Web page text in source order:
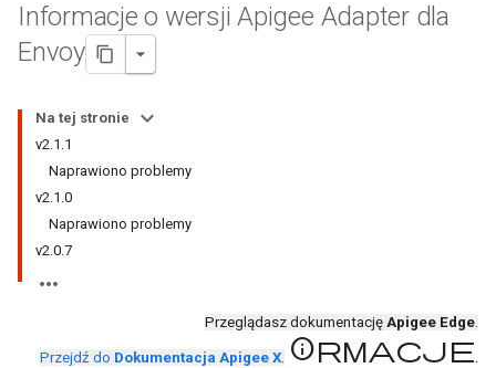
Informacje o wersji Apigee Adapter dla
Envoy
Na tej stronie
v2.1.1
Naprawiono problemy
v2.1.0
Naprawiono problemy
v2.0.7
Przeglądasz dokumentację Apigee Edge.
Przejdź do Dokumentacja Apigee X. informacje.